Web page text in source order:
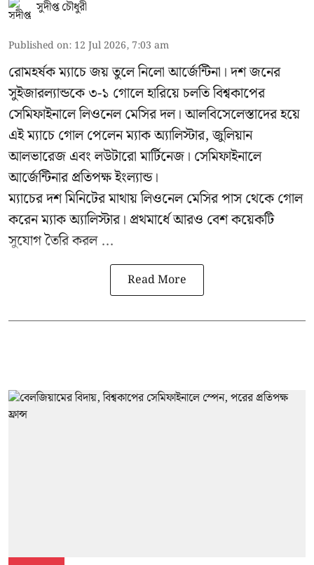
সুদীপ্ত চৌধুরী
Published on: 12 Jul 2026, 7:03 am
রোমহর্ষক ম্যাচে জয় তুলে নিলো আর্জেন্টিনা। দশ জনের
সুইজারল্যান্ডকে ৩-১ গোলে হারিয়ে চলতি বিশ্বকাপের
সেমিফাইনালে লিওনেল মেসির দল। আলবিসেলেস্তাদের হয়ে
এই ম্যাচে গোল পেলেন ম্যাক অ্যালিস্টার, জুলিয়ান
আলভারেজ এবং লউটারো মার্টিনেজ। সেমিফাইনালে
আর্জেন্টিনার প্রতিপক্ষ ইংল্যান্ড।
ম্যাচের দশ মিনিটের মাথায় লিওনেল মেসির পাস থেকে গোল
করেন ম্যাক অ্যালিস্টার। প্রথমার্ধে আরও বেশ কয়েকটি
সুযোগ তৈরি করল ...
Read More